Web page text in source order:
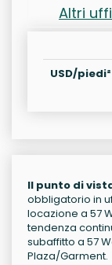
Altri
USD/piedi²
Il punto di
obbligatorio in
locazione a 57
tendenza
subaffitto a 57
Plaza/Garment.